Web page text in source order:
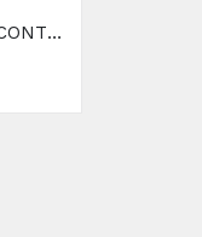
TRAVA RÉ POR CONTROLE DE VELOCIDADE